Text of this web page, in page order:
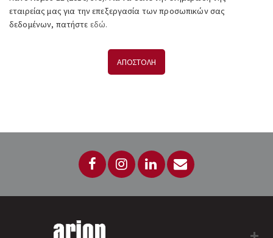
εταιρείας μας για την επεξεργασία των προσωπικών σας
δεδομένων, πατήστε εδώ.
ΑΠΟΣΤΟΛΗ